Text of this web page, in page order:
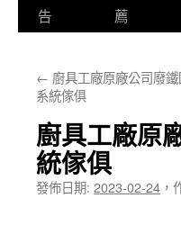
告
薦
← 廚具工廠原廠公司廢
系統傢俱
廚具工廠原
統傢俱
發佈日期: 2023-02-24 ，